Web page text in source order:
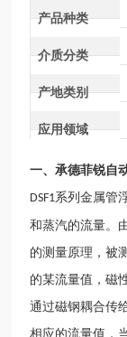
产品种类
介质分类
产地类别
应用领域
一、承德菲锐自
DSF1系列金属管
和蒸汽的流量。
的测量原理，被
的某流量值，磁
通过磁钢耦合传
相应的流量值，